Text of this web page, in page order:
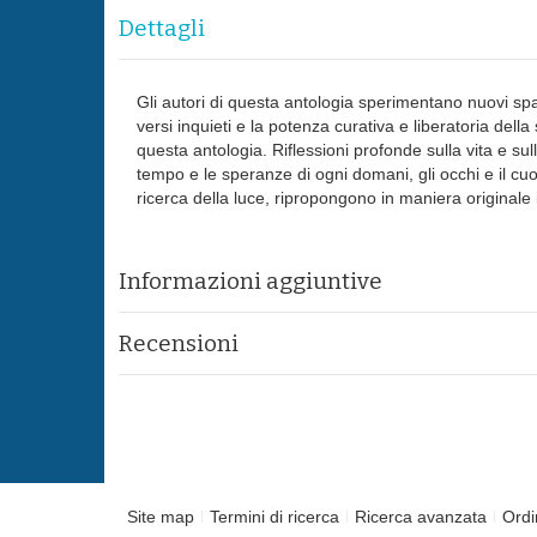
Dettagli
Gli autori di questa antologia sperimentano nuovi
versi inquieti e la potenza curativa e liberatoria
questa antologia. Riflessioni profonde sulla vita e
tempo e le speranze di ogni domani, gli occhi e il
ricerca della luce, ripropongono in maniera
Informazioni aggiuntive
Recensioni
Site map Termini di ricerca Ricerca avanzata